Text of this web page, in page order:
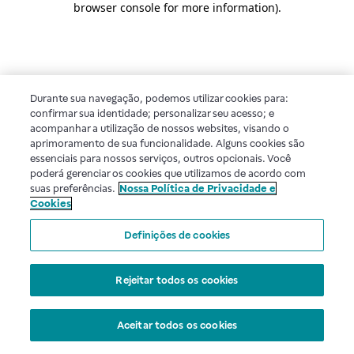
browser console for more information).
Durante sua navegação, podemos utilizar cookies para:
confirmar sua identidade; personalizar seu acesso; e
acompanhar a utilização de nossos websites, visando o
aprimoramento de sua funcionalidade. Alguns cookies são
essenciais para nossos serviços, outros opcionais. Você
poderá gerenciar os cookies que utilizamos de acordo com
suas preferências. Nossa Política de Privacidade e
Cookies
Definições de cookies
Rejeitar todos os cookies
Aceitar todos os cookies